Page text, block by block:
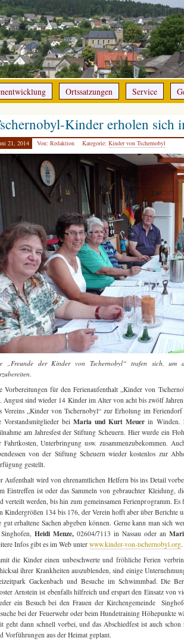
Ortssatzungen Service
Kinder erholen sich
21, 2014 Von: Redaktion Kategorie: Kinder von Tschernobyl
„Freunde der Kinder von Tschernobyl“ trafen sich, um
Vorbereitungen für den Ferienaufenthalt „Kinder von
August sind wieder 14 Kinder im Alter von acht bis zwölf
Vereins „Kinder von Tschernobyl“ zur Erholung im
Vorstandsmitglieder beiMaria und Kurt Meuerin Winden.
am Jahresfest der Stiftung Scheuern. Hier wurde ein
Fahrtkosten, Unterbringung usw. zusammenzubekommen.
von der Stiftung Scheuern wieder kostenlos zur
gestellt.
Aufenthalt wird von ehrenamtlichen Helfern bis ins Detail
Eintreffen ist oder das Sammeln von gebrauchter Kleidung,
verteilt werden, bis hin zum gemeinsamen Ferienprogramm.
Kindergrößen 134 bis 176, der Verein hofft aber über Berichte
gut erhaltene Sachen abgeben können. Gerne kann man sich
Heidi Menze, 02604/7113 in Nassau oder an
Infos gibt es im Web unterwww.kinder-von-tschernobyl.org.
die Kinder einen unbeschwerte und fröhliche Ferien
ihrer Krankheiten auszublenden, sind einige
Gackenbach und Besuche im Schwimmbad. Die
Arnstein ist ebenfalls hilfreich und erspart den Einsatz von
ein Besuch bei den Frauen der Kirchengemeinde
bei der Feuerwehr oder beim Hundetraining Höhepunkte
geht dann schnell vorbei, und das Abschiedfest ist auch
Vorführungen aus der Heimat geplant.